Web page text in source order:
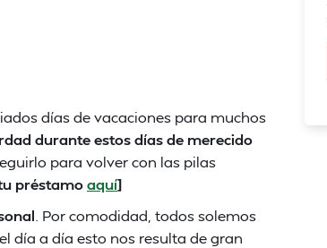
días de vacaciones para muchos
durante estos días de merecido
para volver con las pilas
préstamoaquí]
. Por comodidad, todos solemos
día a día esto nos resulta de gran